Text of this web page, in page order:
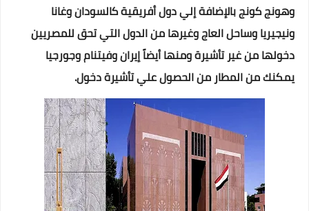
وهونج كونج بالإضافة إلي دول أفريقية كالسودان وغانا
ونيجيريا وساحل العاج وغيرها من الدول التي تحق للمصريين
دخولها من غير تأشيرة ومنها أيضاً إيران وفيتنام وجورجيا
يمكنك من المطار من الحصول علي تأشيرة دخول.